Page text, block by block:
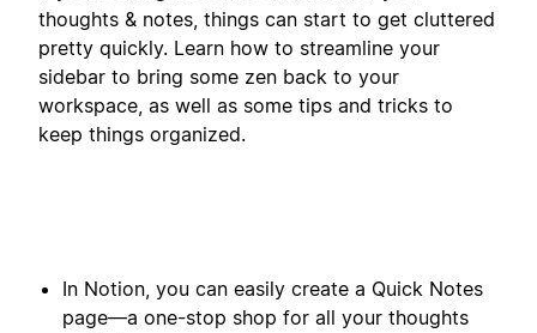
thoughts & notes, things can start to get cluttered
pretty quickly. Learn how to streamline your
sidebar to bring some zen back to your
workspace, as well as some tips and tricks to
keep things organized.
In Notion, you can easily create a Quick Notes
page—a one-stop shop for all your thoughts